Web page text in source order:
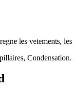
les vetements,
Condensation.